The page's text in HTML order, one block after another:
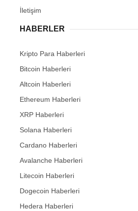
İletişim
HABERLER
Kripto Para Haberleri
Bitcoin Haberleri
Altcoin Haberleri
Ethereum Haberleri
XRP Haberleri
Solana Haberleri
Cardano Haberleri
Avalanche Haberleri
Litecoin Haberleri
Dogecoin Haberleri
Hedera Haberleri